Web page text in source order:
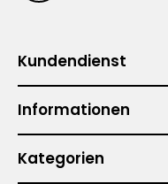
Kundendienst
Informationen
Kategorien